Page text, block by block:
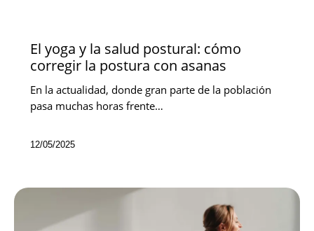
El yoga y la salud postural: cómo
corregir la postura con asanas
En la actualidad, donde gran parte de la población
pasa muchas horas frente…
12/05/2025